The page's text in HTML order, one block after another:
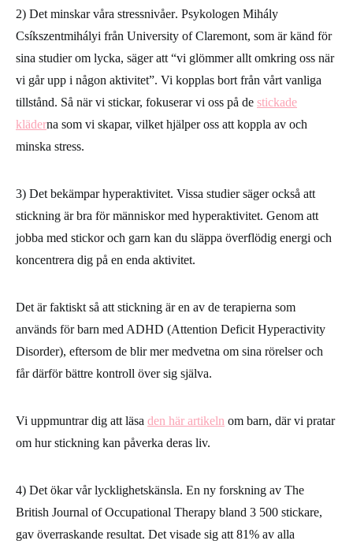
2) Det minskar våra stressnivåer. Psykologen Mihály
Csíkszentmihályi från University of Claremont, som är känd för
sina studier om lycka, säger att “vi glömmer allt omkring oss när
vi går upp i någon aktivitet”. Vi kopplas bort från vårt vanliga
tillstånd. Så när vi stickar, fokuserar vi oss på de stickade
kläderna som vi skapar, vilket hjälper oss att koppla av och
minska stress.
3) Det bekämpar hyperaktivitet. Vissa studier säger också att
stickning är bra för människor med hyperaktivitet. Genom att
jobba med stickor och garn kan du släppa överflödig energi och
koncentrera dig på en enda aktivitet.
Det är faktiskt så att stickning är en av de terapierna som
används för barn med ADHD (Attention Deficit Hyperactivity
Disorder), eftersom de blir mer medvetna om sina rörelser och
får därför bättre kontroll över sig själva.
Vi uppmuntrar dig att läsa den här artikeln om barn, där vi pratar
om hur stickning kan påverka deras liv.
4) Det ökar vår lycklighetskänsla. En ny forskning av The
British Journal of Occupational Therapy bland 3 500 stickare,
gav överraskande resultat. Det visade sig att 81% av alla